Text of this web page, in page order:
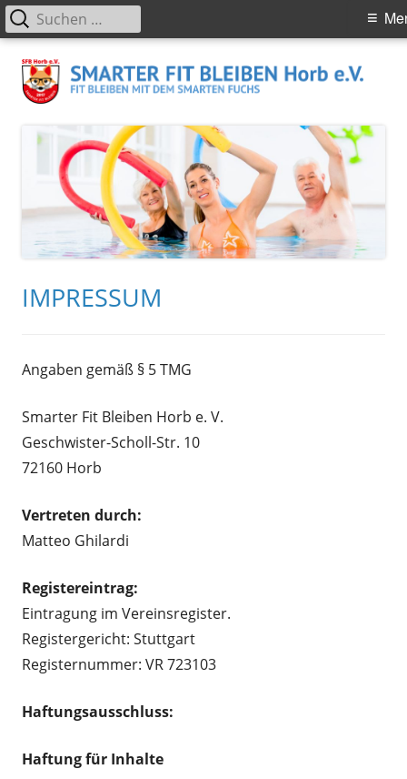
Springe
zum
Inhalt
Smarter Fit Bleiben in Horb am Neckar – Rehabilitationssport
Rehasport Sportangebote Wassergymnastik Aquafitness
Primäres
Menü
Suchen
nach:
IMPRESSUM
Angaben gemäß § 5 TMG
Smarter Fit Bleiben Horb e. V.
Geschwister-Scholl-Str. 10
72160 Horb
Vertreten durch:
Matteo Ghilardi
Registereintrag:
Eintragung im Vereinsregister.
Registergericht: Stuttgart
Registernummer: VR 723103
Haftungsausschluss:
Haftung für Inhalte